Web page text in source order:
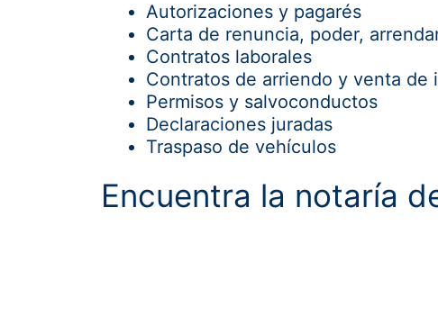
Autorizaciones y pagarés
Carta de renuncia, poder,
Contratos laborales
Contratos de arriendo y venta de
Permisos y salvoconductos
Declaraciones juradas
Traspaso de vehículos
Encuentra la notaría